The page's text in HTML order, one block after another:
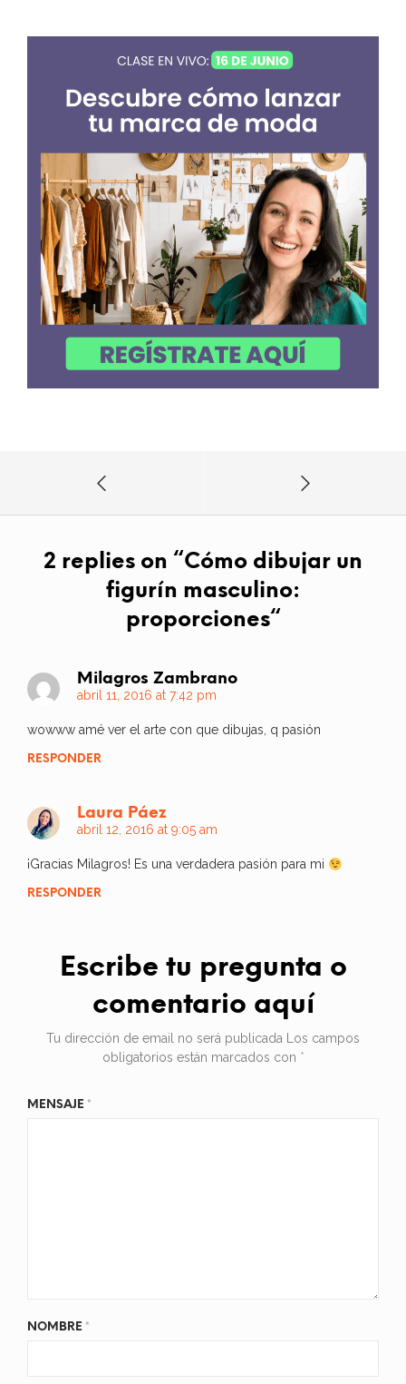
2 replies on “Cómo dibujar un
figurín masculino:
proporciones“
Milagros Zambrano
abril 11, 2016 at 7:42 pm
wowww amé ver el arte con que dibujas, q pasión
RESPONDER
Laura Páez
abril 12, 2016 at 9:05 am
¡Gracias Milagros! Es una verdadera pasión para mi
RESPONDER
Escribe tu pregunta o
comentario aquí
Tu dirección de email no será publicada Los campos
obligatorios están marcados con *
MENSAJE *
NOMBRE *